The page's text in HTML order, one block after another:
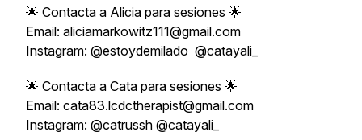
🌟 Contacta a Alicia para sesiones 🌟
Email: aliciamarkowitz111@gmail.com
Instagram: @estoydemilado @catayali_
🌟 Contacta a Cata para sesiones 🌟
Email: cata83.lcdctherapist@gmail.com
Instagram: @catrussh @catayali_